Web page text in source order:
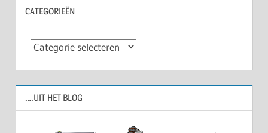
CATEGORIEËN
Categorieën
….UIT HET BLOG